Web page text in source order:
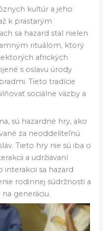
kultúr a jeho
k prastarým
sa hazard stal nielen
rituálom, ktorý
afrických
s oslavu úrody
Tieto tradície
sociálne väzby a
sú hazardné hry, ako
za neoddeliteľnú
Tieto hry nie sú iba o
a udržiavaní
sa hazard
rodinnej súdržnosti a
generáciu.